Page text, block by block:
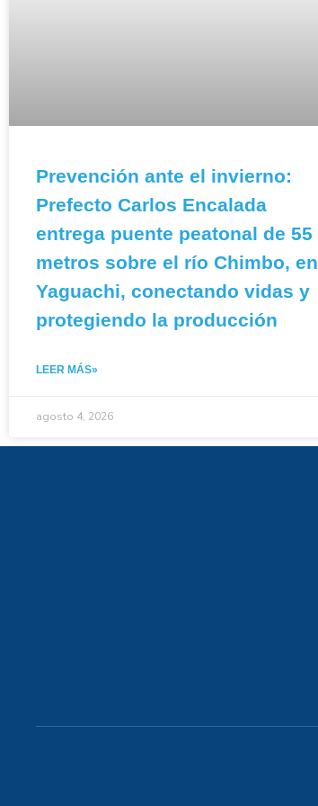
Prevención ante el invierno:
Prefecto Carlos Encalada
entrega puente peatonal de 55
metros sobre el río Chimbo, en
Yaguachi, conectando vidas y
protegiendo la producción
LEER MÁS»
agosto 4, 2026